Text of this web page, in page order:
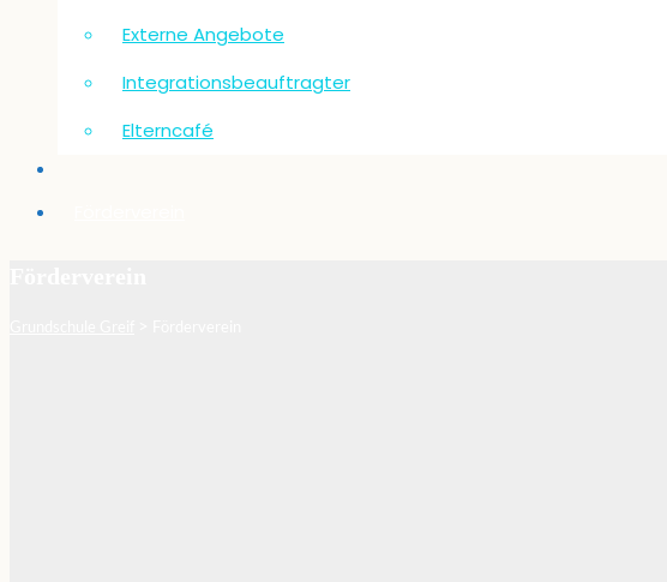
Externe Angebote
Integrationsbeauftragter
Elterncafé